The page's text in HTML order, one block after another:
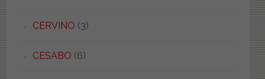
CERVINO (3)
CESABO (6)